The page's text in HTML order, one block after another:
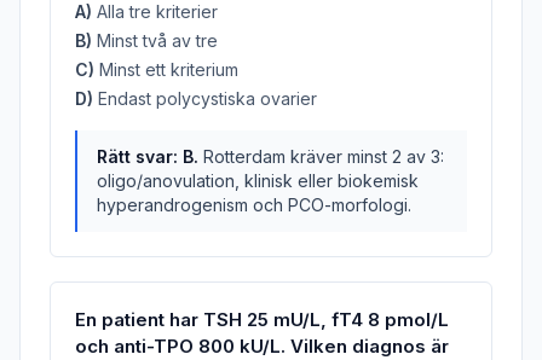
A) Alla tre kriterier
B) Minst två av tre
C) Minst ett kriterium
D) Endast polycystiska ovarier
Rätt svar: B. Rotterdam kräver minst 2 av 3:
oligo/anovulation, klinisk eller biokemisk
hyperandrogenism och PCO-morfologi.
En patient har TSH 25 mU/L, fT4 8 pmol/L
och anti-TPO 800 kU/L. Vilken diagnos är